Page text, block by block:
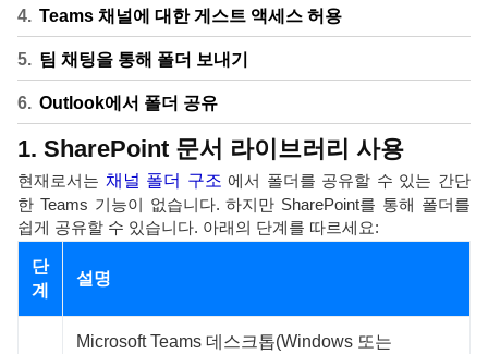
Teams 채널에 대한 게스트 액세스 허용
팀 채팅을 통해 폴더 보내기
Outlook에서 폴더 공유
1. SharePoint 문서 라이브러리 사용
현재로서는 채널 폴더 구조 에서 폴더를 공유할 수 있는 간단
한 Teams 기능이 없습니다. 하지만 SharePoint를 통해 폴더를
쉽게 공유할 수 있습니다. 아래의 단계를 따르세요:
단
계
설명
Microsoft Teams 데스크톱(Windows 또는